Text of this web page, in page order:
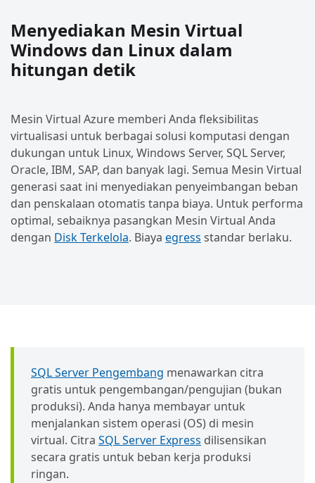
Menyediakan Mesin Virtual
Windows dan Linux dalam
hitungan detik
Mesin Virtual Azure memberi Anda fleksibilitas
virtualisasi untuk berbagai solusi komputasi dengan
dukungan untuk Linux, Windows Server, SQL Server,
Oracle, IBM, SAP, dan banyak lagi. Semua Mesin Virtual
generasi saat ini menyediakan penyeimbangan beban
dan penskalaan otomatis tanpa biaya. Untuk performa
optimal, sebaiknya pasangkan Mesin Virtual Anda
dengan Disk Terkelola. Biaya egress standar berlaku.
SQL Server Pengembang menawarkan citra
gratis untuk pengembangan/pengujian (bukan
produksi). Anda hanya membayar untuk
menjalankan sistem operasi (OS) di mesin
virtual. Citra SQL Server Express dilisensikan
secara gratis untuk beban kerja produksi
ringan.